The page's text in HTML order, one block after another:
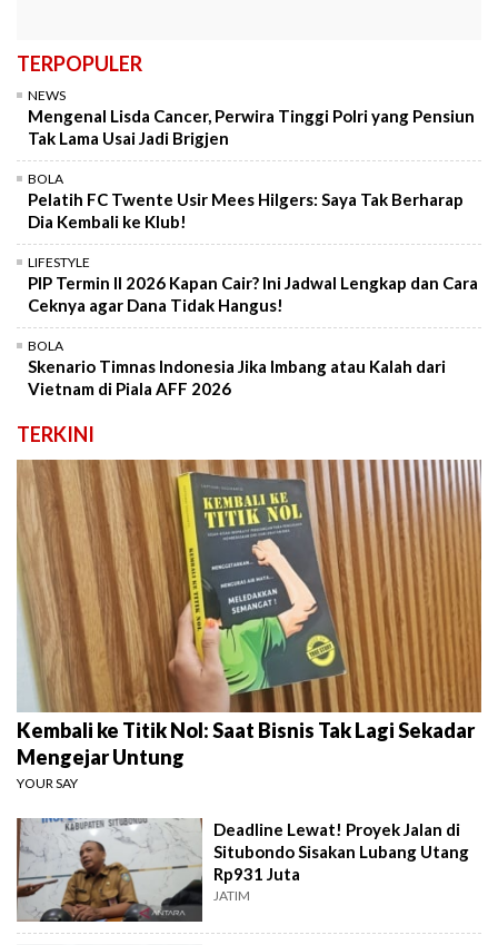
TERPOPULER
NEWS
Mengenal Lisda Cancer, Perwira Tinggi Polri yang Pensiun
Tak Lama Usai Jadi Brigjen
BOLA
Pelatih FC Twente Usir Mees Hilgers: Saya Tak Berharap
Dia Kembali ke Klub!
LIFESTYLE
PIP Termin II 2026 Kapan Cair? Ini Jadwal Lengkap dan Cara
Ceknya agar Dana Tidak Hangus!
BOLA
Skenario Timnas Indonesia Jika Imbang atau Kalah dari
Vietnam di Piala AFF 2026
TERKINI
Kembali ke Titik Nol: Saat Bisnis Tak Lagi Sekadar
Mengejar Untung
YOUR SAY
Deadline Lewat! Proyek Jalan di
Situbondo Sisakan Lubang Utang
Rp931 Juta
JATIM